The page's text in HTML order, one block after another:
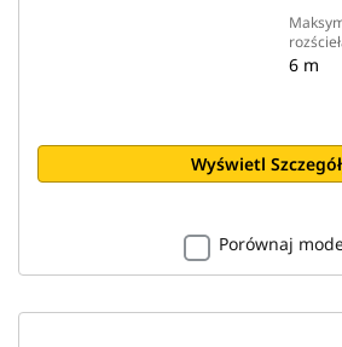
6 m
Wyświetl
Porównaj